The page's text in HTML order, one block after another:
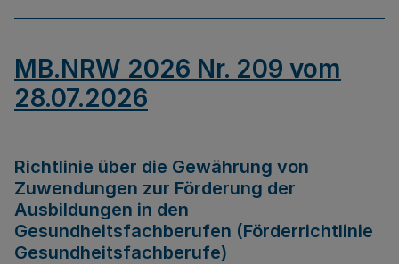
MB.NRW 2026 Nr. 209 vom
28.07.2026
Richtlinie über die Gewährung von
Zuwendungen zur Förderung der
Ausbildungen in den
Gesundheitsfachberufen (Förderrichtlinie
Gesundheitsfachberufe)